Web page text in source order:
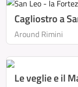
Cagliostro a
Around Rimini
Le veglie e il